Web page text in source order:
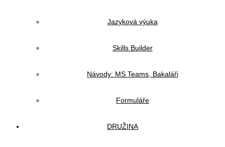
Jazyková výuka
Skills Builder
Návody: MS Teams, Bakaláři
Formuláře
DRUŽINA